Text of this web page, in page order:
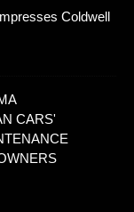
Coldwell
CARS'